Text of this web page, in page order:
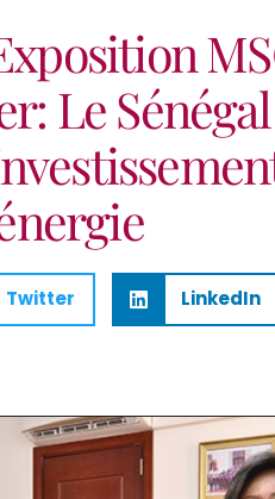
Le
Twitter LinkedIn